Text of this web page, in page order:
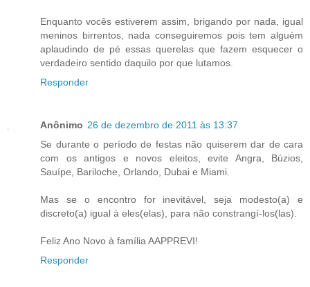
Enquanto vocês estiverem assim, brigando por nada, igual
meninos birrentos, nada conseguiremos pois tem alguém
aplaudindo de pé essas querelas que fazem esquecer o
verdadeiro sentido daquilo por que lutamos.
Responder
Anônimo 26 de dezembro de 2011 às 13:37
Se durante o período de festas não quiserem dar de cara
com os antigos e novos eleitos, evite Angra, Búzios,
Sauípe, Bariloche, Orlando, Dubai e Miami.
Mas se o encontro for inevitável, seja modesto(a) e
discreto(a) igual à eles(elas), para não constrangí-los(las).
Feliz Ano Novo à família AAPPREVI!
Responder